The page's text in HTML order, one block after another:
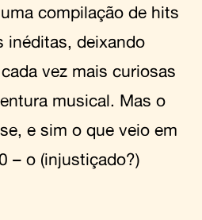
compilação de hits
inéditas, deixando
vez mais curiosas
musical. Mas o
e sim o que veio em
– o (injustiçado?)